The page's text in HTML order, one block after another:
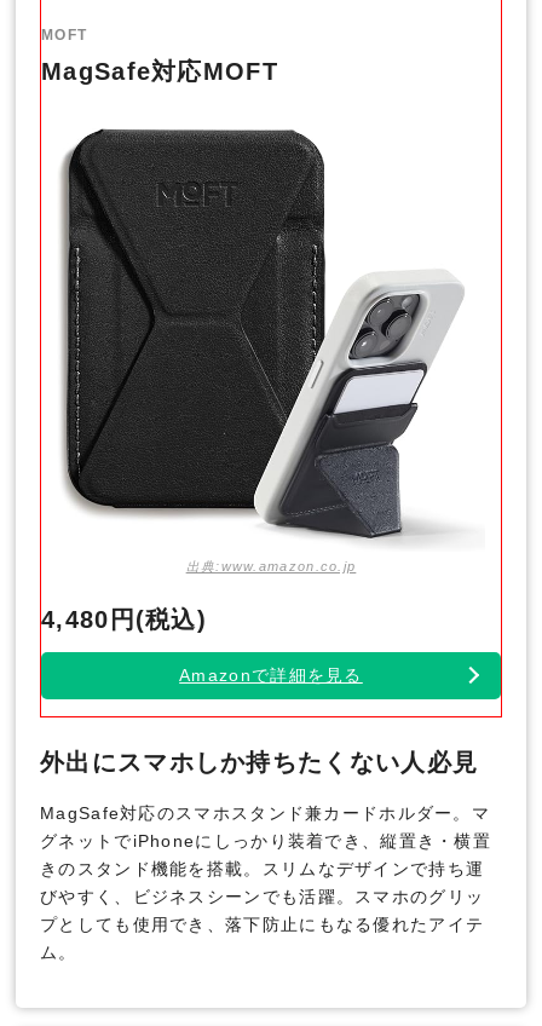
MOFT
MagSafe対応MOFT
出典:www.amazon.co.jp
4,480円(税込)
Amazonで詳細を見る
外出にスマホしか持ちたくない人必見
MagSafe対応のスマホスタンド兼カードホルダー。マ
グネットでiPhoneにしっかり装着でき、縦置き・横置
きのスタンド機能を搭載。スリムなデザインで持ち運
びやすく、ビジネスシーンでも活躍。スマホのグリッ
プとしても使用でき、落下防止にもなる優れたアイテ
ム。